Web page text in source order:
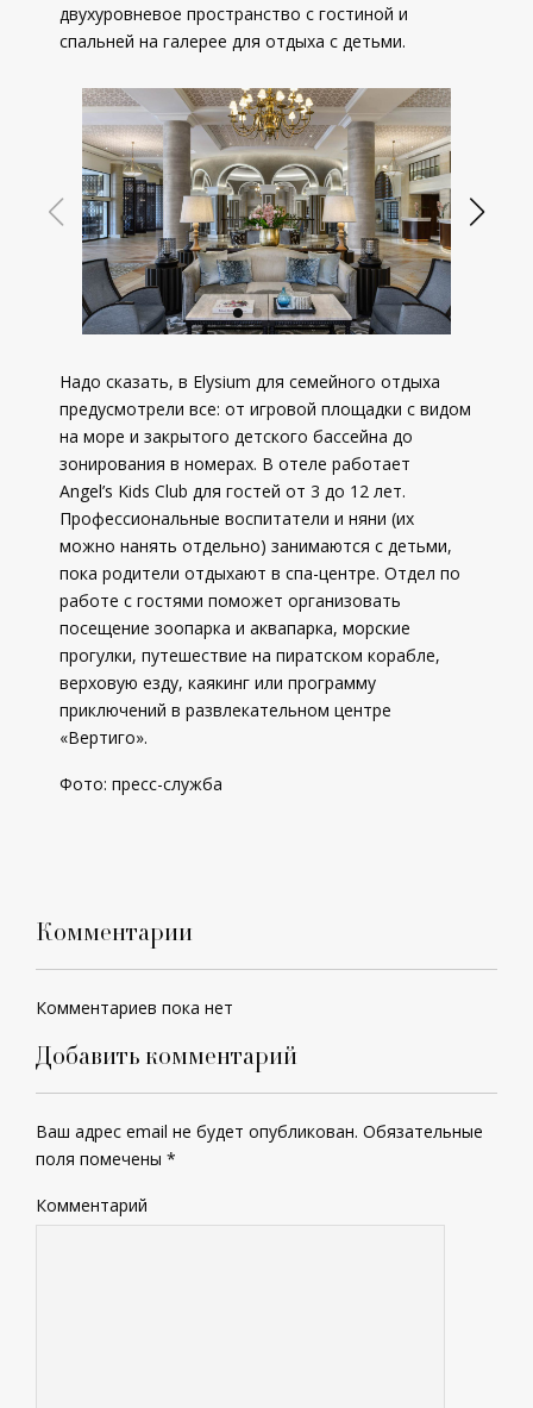
двухуровневое пространство с гостиной и
спальней на галерее для отдыха с детьми.
Надо сказать, в Elysium для семейного отдыха
предусмотрели все: от игровой площадки с видом
на море и закрытого детского бассейна до
зонирования в номерах. В отеле работает
Angel’s Kids Club для гостей от 3 до 12 лет.
Профессиональные воспитатели и няни (их
можно нанять отдельно) занимаются с детьми,
пока родители отдыхают в спа-центре. Отдел по
работе с гостями поможет организовать
посещение зоопарка и аквапарка, морские
прогулки, путешествие на пиратском корабле,
верховую езду, каякинг или программу
приключений в развлекательном центре
«Вертиго».
Фото: пресс-служба
Комментарии
Комментариев пока нет
Добавить комментарий
Ваш адрес email не будет опубликован. Обязательные
поля помечены *
Комментарий